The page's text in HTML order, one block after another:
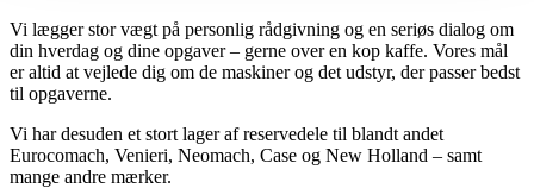
Vi lægger stor vægt på personlig rådgivning og en seriøs dialog om
din hverdag og dine opgaver – gerne over en kop kaffe. Vores mål
er altid at vejlede dig om de maskiner og det udstyr, der passer bedst
til opgaverne.
Vi har desuden et stort lager af reservedele til blandt andet
Eurocomach, Venieri, Neomach, Case og New Holland – samt
mange andre mærker.